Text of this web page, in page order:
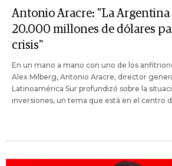
Antonio Aracre: "La Argentina
20.000 millones de dólares
crisis"
En un mano a mano con uno de los
Alex Milberg, Antonio Aracre, director
Latinoamérica Sur profundizó sobre la
inversiones, un tema que está en el centro